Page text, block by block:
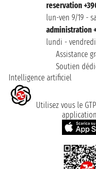
reservation
lun-ven 9/19 -
administration
lundi - vendredi
Assistance
Soutien
Intelligence artificiel
Utilisez vous le